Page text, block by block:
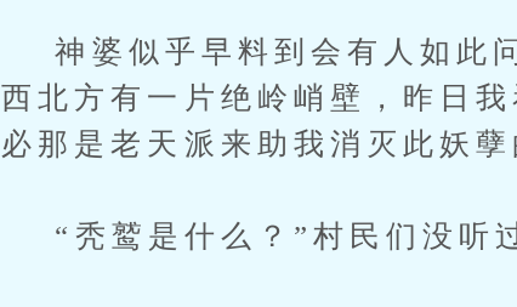
神婆似乎早料到会有人如此
西北方有一片绝岭峭壁，昨日
必那是老天派来助我消灭此妖
“秃鹫是什么？”村民们没听